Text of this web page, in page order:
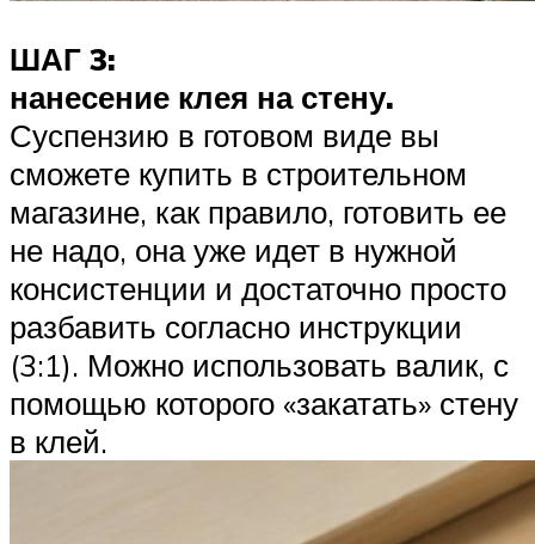
ШАГ 3:
нанесение клея на стену.
Суспензию в готовом виде вы
сможете купить в строительном
магазине, как правило, готовить ее
не надо, она уже идет в нужной
консистенции и достаточно просто
разбавить согласно инструкции
(3:1). Можно использовать валик, с
помощью которого «закатать» стену
в клей.